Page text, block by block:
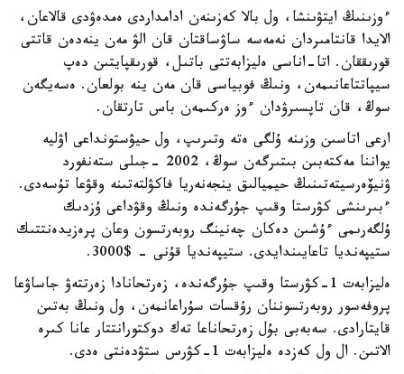
ءوزىنىڭ ايتۋىنشا، ول بالا كەزىنەن ادامداردى ەمدەۋدى قالاعان،
الايدا قانتامىردان نەمەسە ساۋساقتان قان الۋ مەن ينەدەن قاتتى
قورىققان. اتا-اناسى ەليزابەتتى باتىل، قورىقپايتىن دەپ
سيپاتتاعانىمەن، ونىڭ فوبياسى قان مەن ينە بولعان. ەسەيگەن
سوڭ، قان تاپسىرۋدان ءوز ەركىمەن باس تارتقان.
ارعى اتاسىن وزىنە ۇلگى ەتە وتىرىپ، ول حيۋستونداعى اۋليە
يواننا مەكتەبىن بىتىرگەن سوڭ، 2002 -جىلى ستەنفورد
ۋنيۆەرسيتەتىنىڭ حيميالىق ينجەنەريا فاكۋلتەتىنە وقۋعا تۇسەدى.
ءبىرىنشى كۋرستا وقىپ جۇرگەندە ونىڭ وقۋداعى ۇزدىك
ۇلگەرىمى ءۇشىن دەكان چەنينگ روبەرتسون وعان پرەزيدەنتتىك
ستيپەنديا تاعايىندايدى. ستيپەنديا قۇنى - $3000.
ەليزابەت 1-كۋرستا وقىپ جۇرگەندە، زەرتحانادا زەرتتەۋ جاساۋعا
پروفەسور روبەرتسوننان رۇقسات سۇراعانمەن، ول ونىڭ بەتىن
قايتارادى. سەبەبى بۇل زەرتحاناعا تەك دوكتورانتتار عانا كىرە
الاتىن. ال ول كەزدە ەليزابەت 1-كۋرس ستۋدەنتى ەدى.